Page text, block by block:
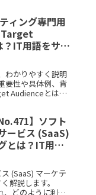
ィング専門用
Target
IT用語をサク
わかりやすく説明
要性や具体例、背
Audienceとは？
】ソフト
ービス (SaaS)
とは？IT用語
(SaaS) マーケテ
解説します。
、どのように利用